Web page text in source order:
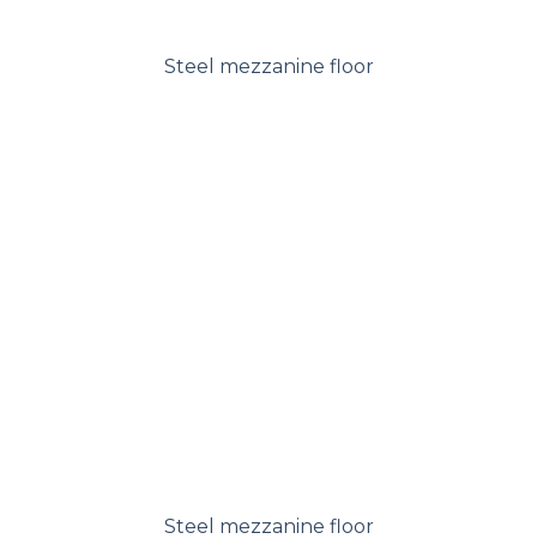
Steel mezzanine floor
Steel mezzanine floor